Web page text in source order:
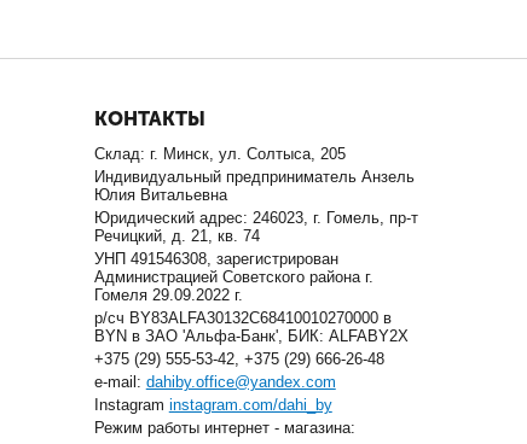
КОНТАКТЫ
Склад: г. Минск, ул. Солтыса, 205
Индивидуальный предприниматель Анзель
Юлия Витальевна
Юридический адрес: 246023, г. Гомель, пр-т
Речицкий, д. 21, кв. 74
УНП 491546308, зарегистрирован
Администрацией Советского района г.
Гомеля 29.09.2022 г.
р/сч BY83ALFA30132C68410010270000 в
BYN в ЗАО 'Альфа-Банк', БИК: ALFABY2X
+375 (29) 555-53-42, +375 (29) 666-26-48
e-mail: dahiby.office@yandex.com
Instagram instagram.com/dahi_by
Режим работы интернет - магазина: